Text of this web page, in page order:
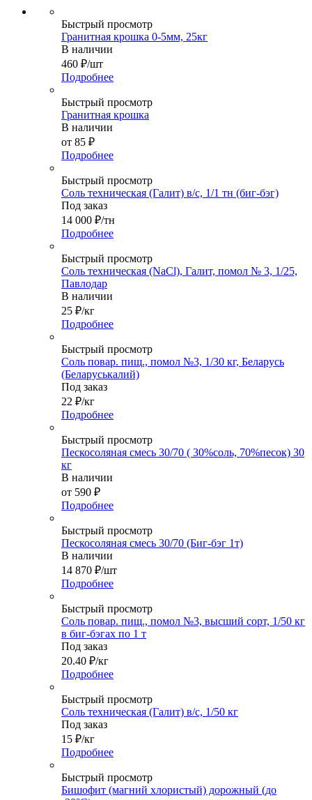
Быстрый просмотр
Гранитная крошка 0-5мм, 25кг
В наличии
460 ₽/шт
Подробнее
Быстрый просмотр
Гранитная крошка
В наличии
от 85 ₽
Подробнее
Быстрый просмотр
Соль техническая (Галит) в/с, 1/1 тн (биг-бэг)
Под заказ
14 000 ₽/тн
Подробнее
Быстрый просмотр
Соль техническая (NaCl), Галит, помол № 3, 1/25,
Павлодар
В наличии
25 ₽/кг
Подробнее
Быстрый просмотр
Соль повар. пищ., помол №3, 1/30 кг, Беларусь
(Беларуськалий)
Под заказ
22 ₽/кг
Подробнее
Быстрый просмотр
Пескосоляная смесь 30/70 ( 30%соль, 70%песок) 30
кг
В наличии
от 590 ₽
Подробнее
Быстрый просмотр
Пескосоляная смесь 30/70 (Биг-бэг 1т)
В наличии
14 870 ₽/шт
Подробнее
Быстрый просмотр
Соль повар. пищ., помол №3, высший сорт, 1/50 кг
в биг-бэгах по 1 т
Под заказ
20.40 ₽/кг
Подробнее
Быстрый просмотр
Соль техническая (Галит) в/с, 1/50 кг
Под заказ
15 ₽/кг
Подробнее
Быстрый просмотр
Бишофит (магний хлористый) дорожный (до